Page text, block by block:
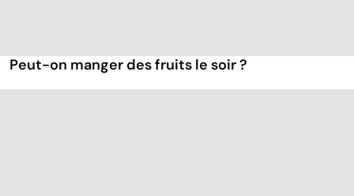
Peut-on manger des fruits le soir ?